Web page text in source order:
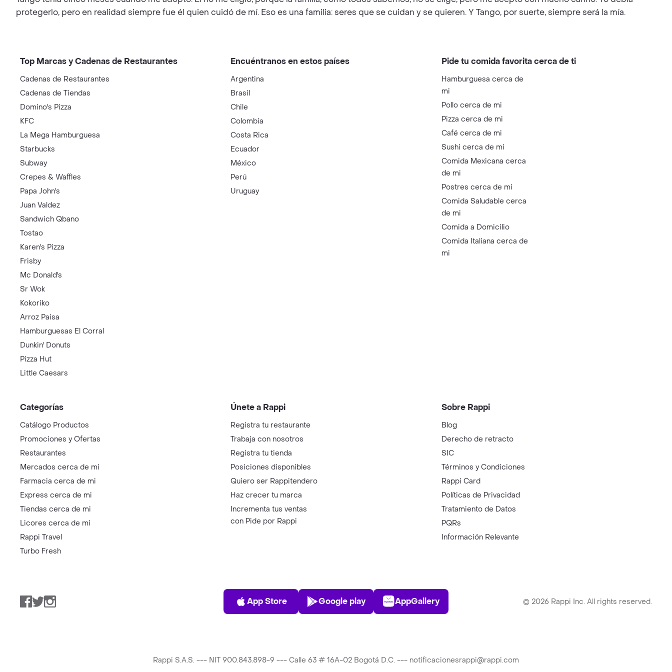
protegerlo, pero en realidad siempre fue él quien cuidó de mí. Eso es una familia: seres que se cuidan y se quieren. Y Tango, por suerte, siempre será la mía.
Top Marcas y Cadenas de Restaurantes
Cadenas de Restaurantes
Cadenas de Tiendas
Domino's Pizza
KFC
La Mega Hamburguesa
Starbucks
Subway
Crepes & Waffles
Papa John's
Juan Valdez
Sandwich Qbano
Tostao
Karen's Pizza
Frisby
Mc Donald's
Sr Wok
Kokoriko
Arroz Paisa
Hamburguesas El Corral
Dunkin' Donuts
Pizza Hut
Little Caesars
Encuéntranos en estos países
Argentina
Brasil
Chile
Colombia
Costa Rica
Ecuador
México
Perú
Uruguay
Pide tu comida favorita cerca de ti
Hamburguesa cerca de
mi
Pollo cerca de mi
Pizza cerca de mi
Café cerca de mi
Sushi cerca de mi
Comida Mexicana cerca
de mi
Postres cerca de mi
Comida Saludable cerca
de mi
Comida a Domicilio
Comida Italiana cerca de
mi
Categorías
Catálogo Productos
Promociones y Ofertas
Restaurantes
Mercados cerca de mi
Farmacia cerca de mi
Express cerca de mi
Tiendas cerca de mi
Licores cerca de mi
Rappi Travel
Turbo Fresh
Únete a Rappi
Registra tu restaurante
Trabaja con nosotros
Registra tu tienda
Posiciones disponibles
Quiero ser Rappitendero
Haz crecer tu marca
Incrementa tus ventas
con Pide por Rappi
Sobre Rappi
Blog
Derecho de retracto
SIC
Términos y Condiciones
Rappi Card
Políticas de Privacidad
Tratamiento de Datos
PQRs
Información Relevante
Facebook
TwitterInstagram
App Store
App Store
Play Store
Google play
AppGallery
AppGallery © 2026 Rappi Inc. All rights reserved.
Rappi S.A.S. --- NIT 900.843.898-9 --- Calle 63 # 16A-02 Bogotá D.C. --- notificacionesrappi@rappi.com